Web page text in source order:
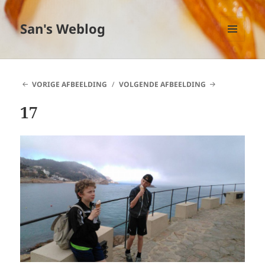
San's Weblog
MENU
EN
VORIGE AFBEELDING
VOLGENDE AFBEELDING
17